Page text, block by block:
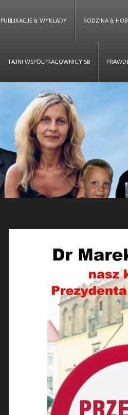
PUBLIKACJE & WYKŁADY RODZINA &
TAJNI WSPÓŁPRACOWNICY SB